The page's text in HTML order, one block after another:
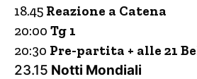
18.45 Reazione a Catena
20:00 Tg 1
20:30 Pre-partita + alle 21
23.15 Notti Mondiali